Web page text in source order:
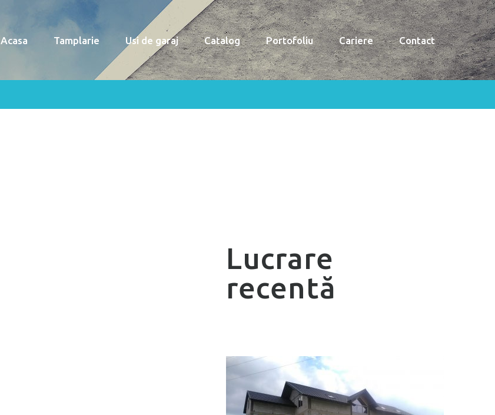
Acasa Tamplarie Usi de garaj Catalog Portofoliu Cariere Contact
Lucrare
recentă